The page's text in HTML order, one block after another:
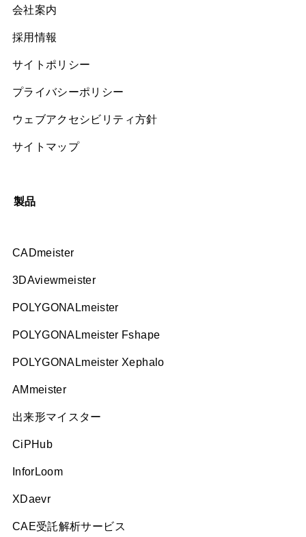
会社案内
採用情報
サイトポリシー
プライバシーポリシー
ウェブアクセシビリティ方針
サイトマップ
製品
CADmeister
3DAviewmeister
POLYGONALmeister
POLYGONALmeister Fshape
POLYGONALmeister Xephalo
AMmeister
出来形マイスター
CiPHub
InforLoom
XDaevr
CAE受託解析サービス